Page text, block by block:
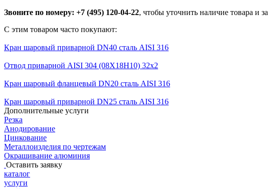
Звоните по номеру: +7 (495) 120-04-22, чтобы уточнить наличие товара и
С этим товаром часто покупают:
Кран шаровый приварной DN40 сталь AISI 316
Отвод приварной AISI 304 (08Х18Н10) 32х2
Кран шаровый фланцевый DN20 сталь AISI 316
Кран шаровый приварной DN25 сталь AISI 316
Дополнительные услуги
Резка
Анодирование
Цинкование
Металлоизделия по чертежам
Окрашивание алюминия
Оставить заявку
каталог
услуги